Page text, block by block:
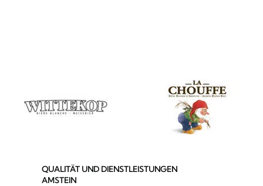
QUALITÄT UND DIENSTLEISTUNGEN
AMSTEIN